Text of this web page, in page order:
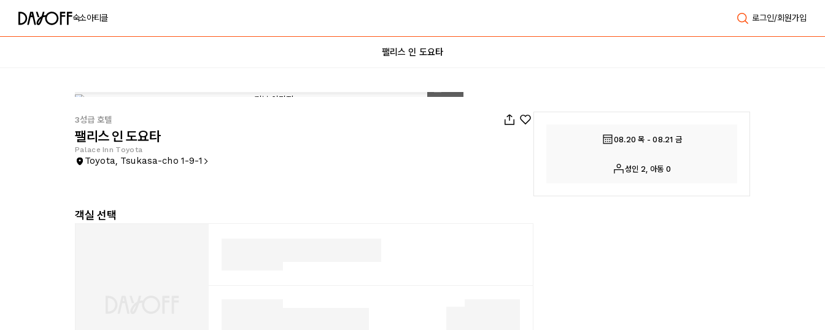
숙소아티클 로그인/회원가입
팰리스 인 도요타
3성급 호텔
팰리스 인 도요타
Palace Inn Toyota
Toyota, Tsukasa-cho 1-9-1
객실 선택
08.20 목 - 08.21 금
성인 2, 아동 0